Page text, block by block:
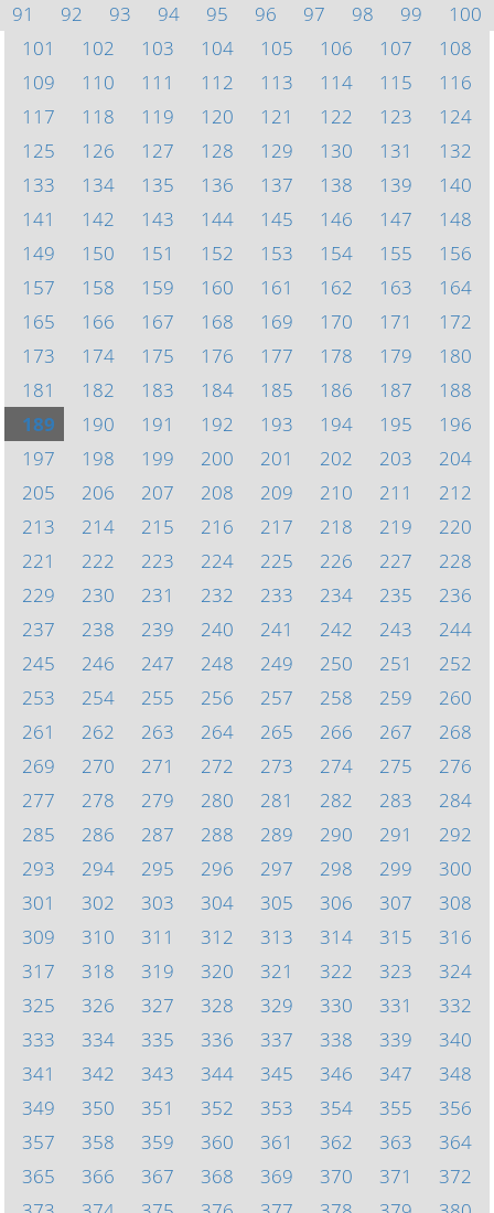
91
92 93 94 95 96 97 98 99
100
101
102 103 104 105 106 107
108
109
110 111 112 113 114 115
116
117
118 119 120 121 122 123
124
125
126 127 128 129 130 131
132
133
134 135 136 137 138 139
140
141
142 143 144 145 146 147
148
149
150 151 152 153 154 155
156
157
158 159 160 161 162 163
164
165
166 167 168 169 170 171
172
173
174 175 176 177 178 179
180
181
182 183 184 185 186 187
188
189
190 191 192 193 194 195
196
197
198 199 200 201 202 203
204
205
206 207 208 209 210 211
212
213
214 215 216 217 218 219
220
221
222 223 224 225 226 227
228
229
230 231 232 233 234 235
236
237
238 239 240 241 242 243
244
245
246 247 248 249 250 251
252
253
254 255 256 257 258 259
260
261
262 263 264 265 266 267
268
269
270 271 272 273 274 275
276
277
278 279 280 281 282 283
284
285
286 287 288 289 290 291
292
293
294 295 296 297 298 299
300
301
302 303 304 305 306 307
308
309
310 311 312 313 314 315
316
317
318 319 320 321 322 323
324
325
326 327 328 329 330 331
332
333
334 335 336 337 338 339
340
341
342 343 344 345 346 347
348
349
350 351 352 353 354 355
356
357
358 359 360 361 362 363
364
365
366 367 368 369 370 371
372